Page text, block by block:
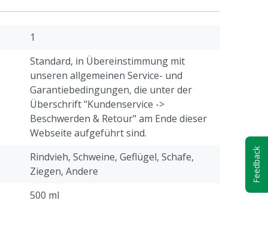
1
Standard, in Übereinstimmung mit
unseren allgemeinen Service- und
Garantiebedingungen, die unter der
Überschrift "Kundenservice ->
Beschwerden & Retour" am Ende dieser
Webseite aufgeführt sind.
Rindvieh, Schweine, Geflügel, Schafe,
Ziegen, Andere
500 ml
Feedback